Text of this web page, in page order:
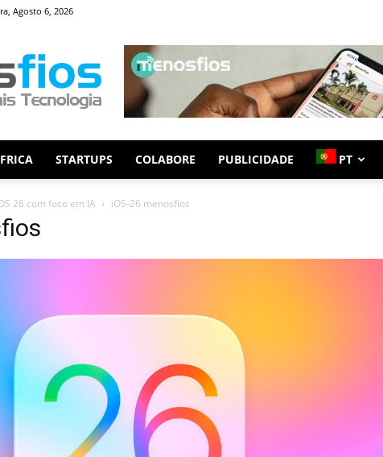
Agosto 6, 2026
STARTUPS COLABORE PUBLICIDADE PT
26 com foco em IA iOS-26 menosfios